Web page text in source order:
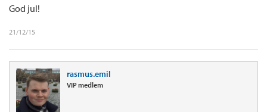
God jul!
21/12/15
rasmus.emil
VIP medlem